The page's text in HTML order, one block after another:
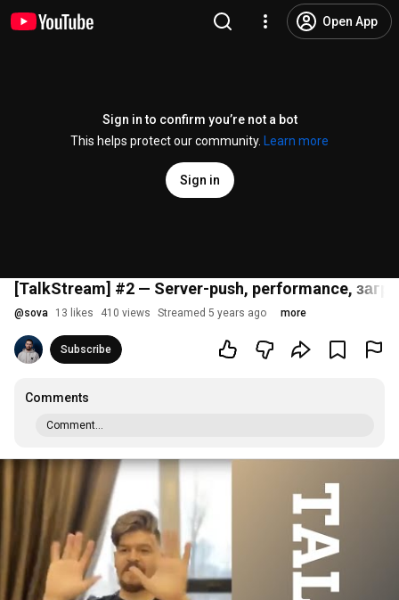
Open App
Sign in to confirm you’re not a bot
This helps protect our community.
Learn more
Sign in
[TalkStream] #2 — Server-push, performance,
@sova 13 likes 410 views Streamed 5 years ago more
Subscribe
Comments
Comment...